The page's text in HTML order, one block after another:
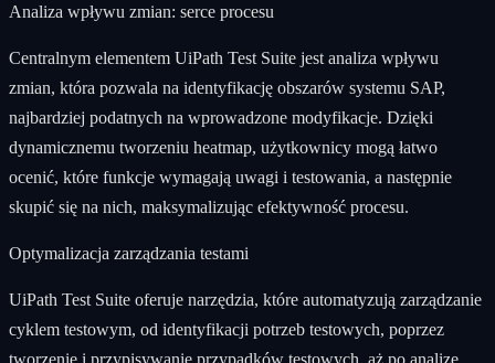
Analiza wpływu zmian: serce procesu
Centralnym elementem UiPath Test Suite jest analiza wpływu
zmian, która pozwala na identyfikację obszarów systemu SAP,
najbardziej podatnych na wprowadzone modyfikacje. Dzięki
dynamicznemu tworzeniu heatmap, użytkownicy mogą łatwo
ocenić, które funkcje wymagają uwagi i testowania, a następnie
skupić się na nich, maksymalizując efektywność procesu.
Optymalizacja zarządzania testami
UiPath Test Suite oferuje narzędzia, które automatyzują zarządzanie
cyklem testowym, od identyfikacji potrzeb testowych, poprzez
tworzenie i przypisywanie przypadków testowych, aż po analizę